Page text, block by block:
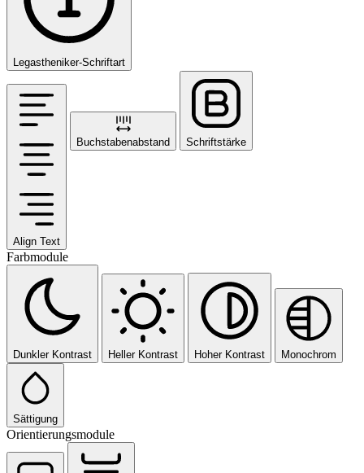
Legastheniker-Schriftart
Align Text
Buchstabenabstand Schriftstärke
Farbmodule
Dunkler Kontrast Heller Kontrast Hoher Kontrast Monochrom
Sättigung
Orientierungsmodule